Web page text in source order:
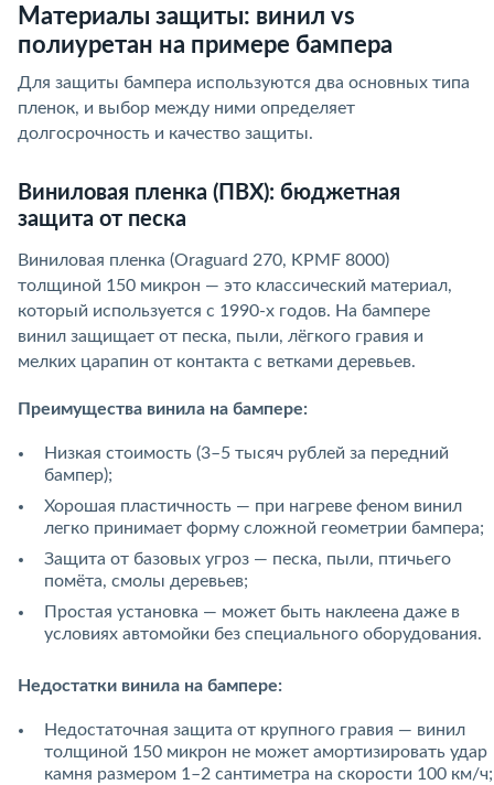
Материалы защиты: винил vs
полиуретан на примере бампера
Для защиты бампера используются два основных типа
пленок, и выбор между ними определяет
долгосрочность и качество защиты.
Виниловая пленка (ПВХ): бюджетная
защита от песка
Виниловая пленка (Oraguard 270, KPMF 8000)
толщиной 150 микрон — это классический материал,
который используется с 1990-х годов. На бампере
винил защищает от песка, пыли, лёгкого гравия и
мелких царапин от контакта с ветками деревьев.
Преимущества винила на бампере:
Низкая стоимость (3–5 тысяч рублей за передний
бампер);
Хорошая пластичность — при нагреве феном винил
легко принимает форму сложной геометрии бампера;
Защита от базовых угроз — песка, пыли, птичьего
помёта, смолы деревьев;
Простая установка — может быть наклеена даже в
условиях автомойки без специального оборудования.
Недостатки винила на бампере:
Недостаточная защита от крупного гравия — винил
толщиной 150 микрон не может амортизировать удар
камня размером 1–2 сантиметра на скорости 100 км/ч;